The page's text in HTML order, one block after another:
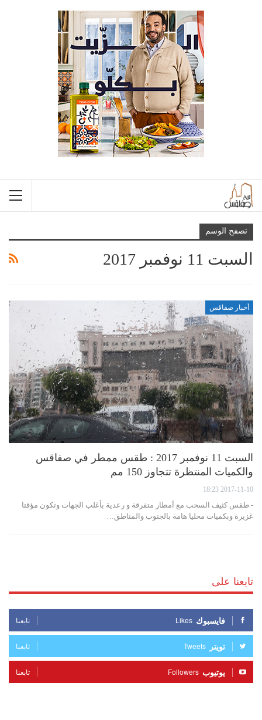
تصفح الوسم
السبت 11 نوفمبر 2017
أخبار صفاقس
السبت 11 نوفمبر 2017 : طقس ممطر في صفاقس
والكميات المنتظرة تتجاوز 150 مم
2017-11-10 18:23
- طقس كثيف السحب مع أمطار متفرقة و رعدية بأغلب الجهات وتكون مؤقتا
غزيرة وبكميات محليا هامة بالجنوب والمناطق…
تابعنا على
فايسبوك Likes تابعنا
تويتر Tweets تابعنا
يوتيوب Followers تابعنا